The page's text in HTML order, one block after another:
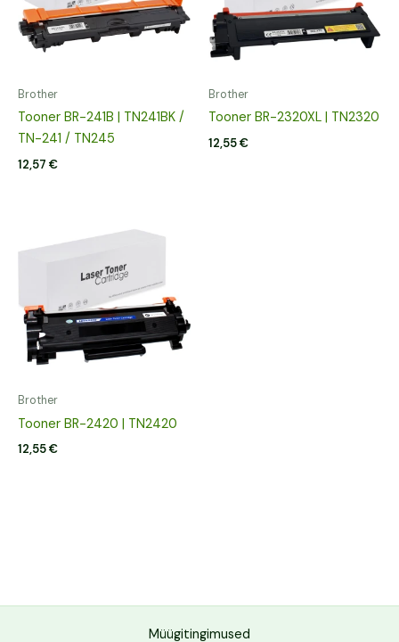
Brother
Tooner BR-241B | TN241BK /
TN-241 / TN245
12,57 €
Brother
Tooner BR-2320XL | TN2320
12,55€
Brother
Tooner BR-2420 | TN2420
12,55€
Müügitingimused